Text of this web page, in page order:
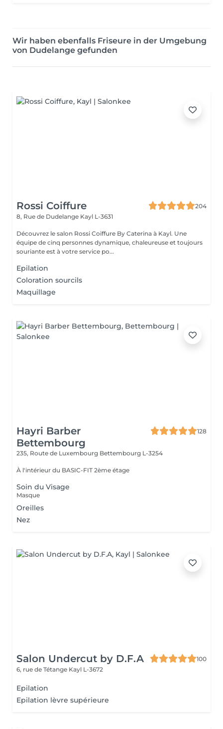
Wir haben ebenfalls Friseure in der Umgebung
von Dudelange gefunden
Rossi Coiffure
204
8, Rue de Dudelange Kayl L-3631
Découvrez le salon Rossi Coiffure By Caterina à Kayl. Une
équipe de cinq personnes dynamique, chaleureuse et toujours
souriante est à votre service po...
Epilation
Coloration sourcils
Maquillage
Hayri Barber
Bettembourg
128
235, Route de Luxembourg Bettembourg L-3254
À l'intérieur du BASIC-FIT 2ème étage
Soin du Visage
Masque
Oreilles
Nez
Salon Undercut by D.F.A
100
6, rue de Tétange Kayl L-3672
Epilation
Epilation lèvre supérieure